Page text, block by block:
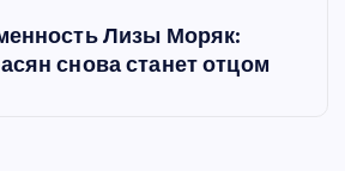
Лизы Моряк:
снова станет отцом